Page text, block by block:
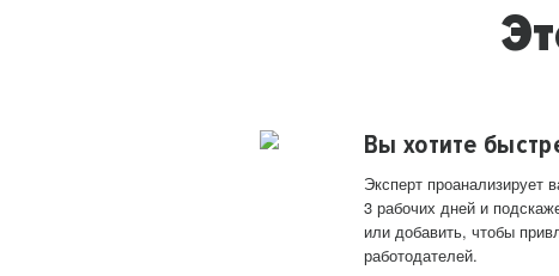
Вы хотите
Эксперт проанализирует
3 рабочих дней и
или добавить, чтобы
работодателей.